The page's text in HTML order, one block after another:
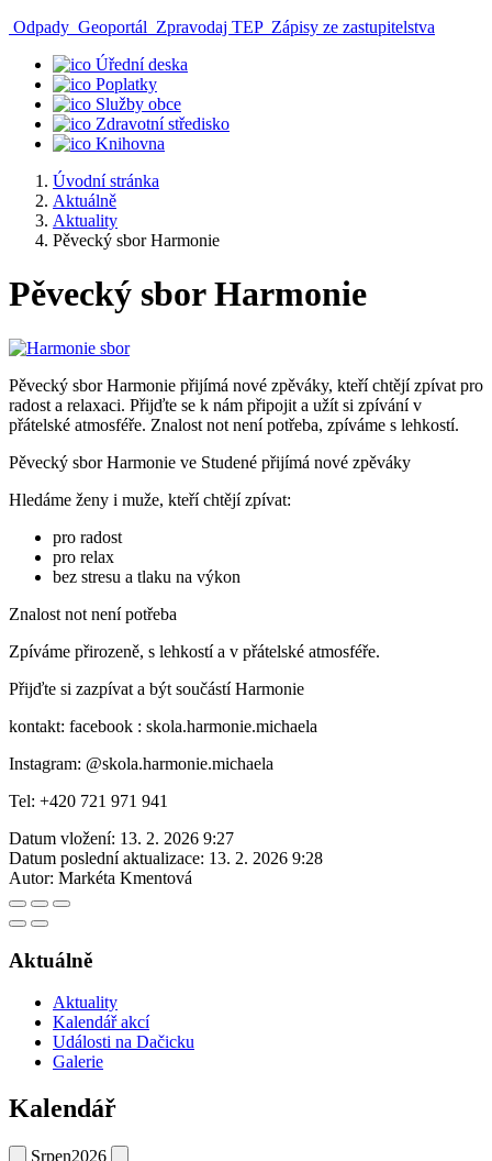
Odpady Geoportál Zpravodaj TEP Zápisy ze zastupitelstva
Úřední deska
Poplatky
Služby obce
Zdravotní středisko
Knihovna
Úvodní stránka
Aktuálně
Aktuality
Pěvecký sbor Harmonie
Pěvecký sbor Harmonie
Pěvecký sbor Harmonie přijímá nové zpěváky, kteří chtějí zpívat pro
radost a relaxaci. Přijďte se k nám připojit a užít si zpívání v
přátelské atmosféře. Znalost not není potřeba, zpíváme s lehkostí.
Pěvecký sbor Harmonie ve Studené přijímá nové zpěváky
Hledáme ženy i muže, kteří chtějí zpívat:
pro radost
pro relax
bez stresu a tlaku na výkon
Znalost not není potřeba
Zpíváme přirozeně, s lehkostí a v přátelské atmosféře.
Přijďte si zazpívat a být součástí Harmonie
kontakt: facebook : skola.harmonie.michaela
Instagram: @skola.harmonie.michaela
Tel: +420 721 971 941
Datum vložení: 13. 2. 2026 9:27
Datum poslední aktualizace: 13. 2. 2026 9:28
Autor: Markéta Kmentová
Aktuálně
Aktuality
Kalendář akcí
Události na Dačicku
Galerie
Kalendář
Srpen2026